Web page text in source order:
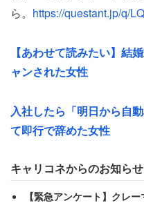
め、なんと女性の勤務す
「会社に電話掛けてきて
の人に借りてくれ』と言
ら『誰か持っている人ぐ
女性は友人の友達の頼み
でこうしたことが数えき
ら。 https://questant.jp/q/
【あわせて読みたい】結
ャンされた女性
入社したら「明日から自
て即行で辞めた女性
キャリコネからのお知らせ
【緊急アンケート】クレ